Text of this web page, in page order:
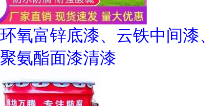
环氧富锌底漆、云铁中间漆、
聚氨酯面漆清漆